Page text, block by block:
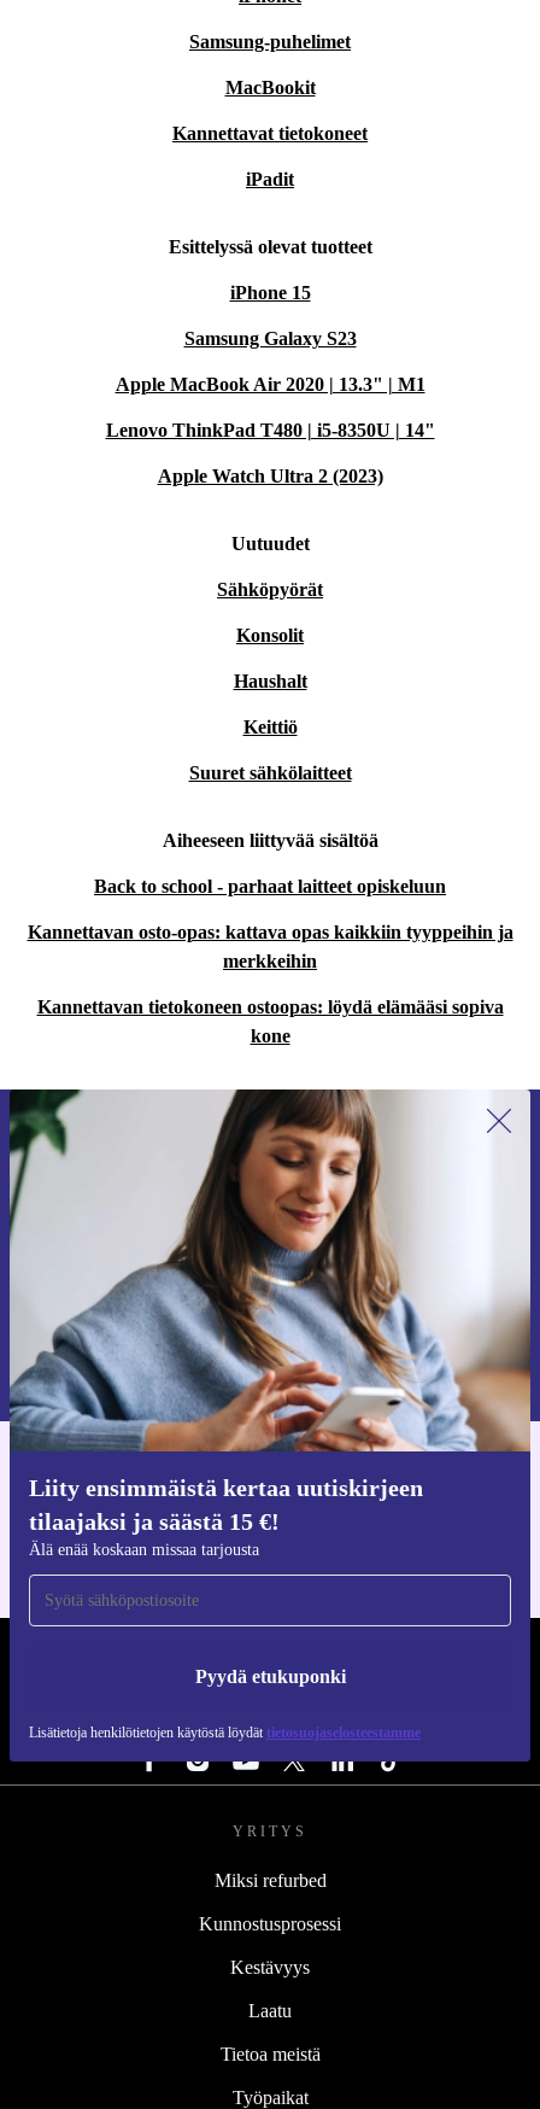
Samsung-puhelimet
MacBookit
Kannettavat tietokoneet
iPadit
Esittelyssä olevat tuotteet
iPhone 15
Samsung Galaxy S23
Apple MacBook Air 2020 | 13.3" | M1
Lenovo ThinkPad T480 | i5-8350U | 14"
Apple Watch Ultra 2 (2023)
Uutuudet
Sähköpyörät
Konsolit
Haushalt
Keittiö
Suuret sähkölaitteet
Aiheeseen liittyvää sisältöä
Back to school - parhaat laitteet opiskeluun
Kannettavan osto-opas: kattava opas kaikkiin tyyppeihin ja
merkkeihin
Kannettavan tietokoneen ostoopas: löydä elämääsi sopiva
kone
Liity ensimmäistä kertaa uutiskirjeen
tilaajaksi ja säästä 15 €!
Älä enää koskaan missaa tarjousta
Pyydä etukuponki
Lisätietoja henkilötietojen käytöstä löydät tietosuojaselosteestamme
Liity ensimmäistä kertaa uutiskirjeen
tilaajaksi ja säästä 15 €!
Älä missaa enää yhtäkään tarjousta.
Pyydä etukuponki
Lisätietoja henkilötietojen käytöstä löydättietosuojaselosteestamme.
iOS:lle ja Androidille
YRITYS
Miksi refurbed
Kunnostusprosessi
Kestävyys
Laatu
Tietoa meistä
Työpaikat